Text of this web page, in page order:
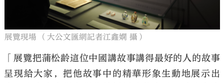
展覽現場 （大公文匯網記者江鑫嫻 攝）
「展覽把蒲松齡這位中國講故事講得最好的人的故事
呈現給大家，把他故事中的精華形象生動地展示出